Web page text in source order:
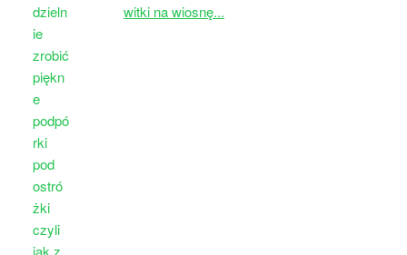
witki na wiosnę...